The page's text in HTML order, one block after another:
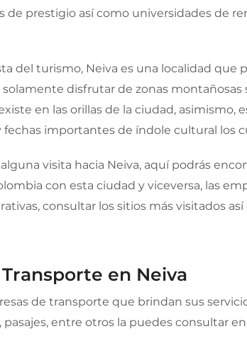
de prestigio así como universidades de
del turismo, Neiva es una localidad que
disfrutar de zonas montañosas
en las orillas de la ciudad,
fechas importantes de índole cultural los
visita hacia Neiva, aquí podrás
con esta ciudad y viceversa, las
consultar los sitios más visitados
en Neiva
de transporte que brindan sus
pasajes, entre otros la puedes consultar